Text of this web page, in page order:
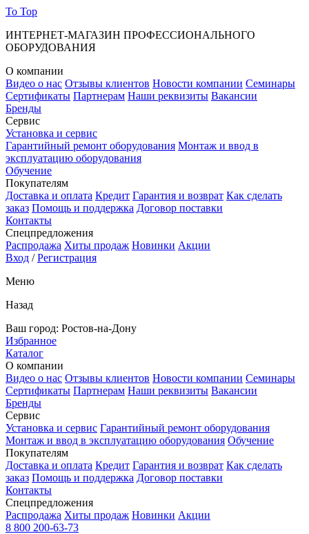
To Top
ИНТЕРНЕТ-МАГАЗИН ПРОФЕССИОНАЛЬНОГО
ОБОРУДОВАНИЯ
О компании
Видео о нас Отзывы клиентов Новости компании Семинары
Сертификаты Партнерам Наши реквизиты Вакансии
Бренды
Сервис
Установка и сервис
Гарантийный ремонт оборудования Монтаж и ввод в
эксплуатацию оборудования
Обучение
Покупателям
Доставка и оплата Кредит Гарантия и возврат Как сделать
заказ Помощь и поддержка Договор поставки
Контакты
Спецпредложения
Распродажа Хиты продаж Новинки Акции
Вход /Регистрация
Меню
Назад
Ваш город: Ростов-на-Дону
Избранное
Каталог
О компании
Видео о нас Отзывы клиентов Новости компании Семинары
Сертификаты Партнерам Наши реквизиты Вакансии
Бренды
Сервис
Установка и сервис Гарантийный ремонт оборудования
Монтаж и ввод в эксплуатацию оборудования Обучение
Покупателям
Доставка и оплата Кредит Гарантия и возврат Как сделать
заказ Помощь и поддержка Договор поставки
Контакты
Спецпредложения
Распродажа Хиты продаж Новинки Акции
8 800 200-63-73